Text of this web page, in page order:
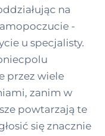
na
-
u specjalisty.
przez wiele
zanim w
powtarzają te
się znacznie